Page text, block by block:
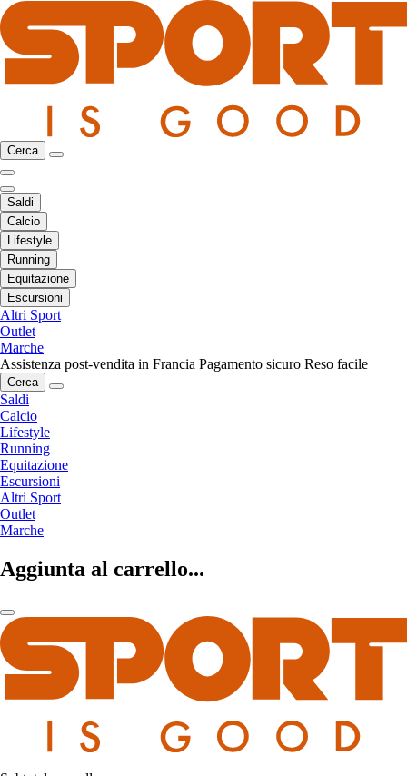
Cerca
Saldi
Calcio
Lifestyle
Running
Equitazione
Escursioni
Altri Sport
Outlet
Marche
Assistenza post-vendita in Francia Pagamento sicuro Reso facile
Cerca
Saldi
Calcio
Lifestyle
Running
Equitazione
Escursioni
Altri Sport
Outlet
Marche
Aggiunta al carrello...